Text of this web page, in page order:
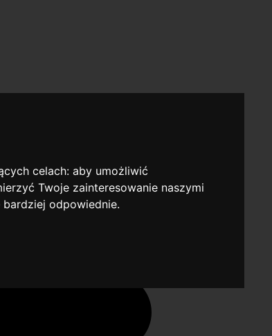
celach:aby umożliwić
Twoje zainteresowanie naszymi
odpowiednie.